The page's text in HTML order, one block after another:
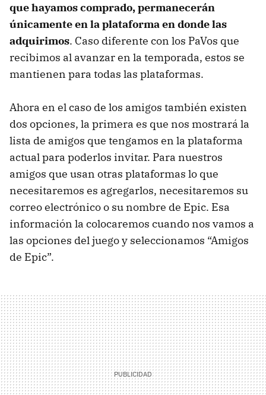
que hayamos comprado, permanecerán
únicamente en la plataforma en donde las
adquirimos. Caso diferente con los PaVos que
recibimos al avanzar en la temporada, estos se
mantienen para todas las plataformas.
Ahora en el caso de los amigos también existen
dos opciones, la primera es que nos mostrará la
lista de amigos que tengamos en la plataforma
actual para poderlos invitar. Para nuestros
amigos que usan otras plataformas lo que
necesitaremos es agregarlos, necesitaremos su
correo electrónico o su nombre de Epic. Esa
información la colocaremos cuando nos vamos a
las opciones del juego y seleccionamos “Amigos
de Epic”.